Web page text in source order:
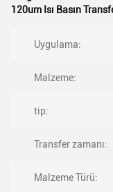
120um Isı Basın
Uygulama:
Malzeme:
tip:
Transfer zamanı:
Malzeme Türü: